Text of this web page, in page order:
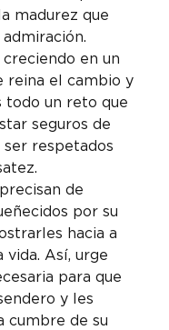
madurez que
en un
reina el cambio y
todo un reto que
seguros de
ser respetados
de
por su
hacia a
vida. Así, urge
para que
y les
cumbre de su